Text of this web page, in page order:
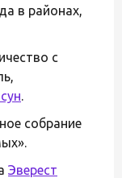
в районах,
с
.
собрание
Эверест